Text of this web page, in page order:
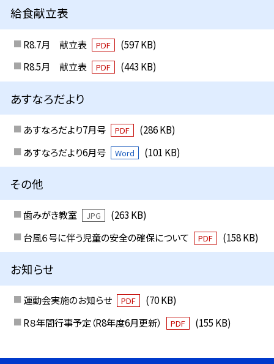
給食献立表
R8.7月 献立表 PDF
(597 KB)
R8.5月 献立表
PDF (443 KB)
あすなろだより
あすなろだより7月号 PDF
(286 KB)
あすなろだより6月号
Word (101 KB)
その他
歯みがき教室 JPG
(263 KB)
台風６号に伴う児童の安全の確保について
PDF (158 KB)
お知らせ
運動会実施のお知らせ PDF
(70 KB)
R８年間行事予定（R8年度6月更新）
PDF (155 KB)